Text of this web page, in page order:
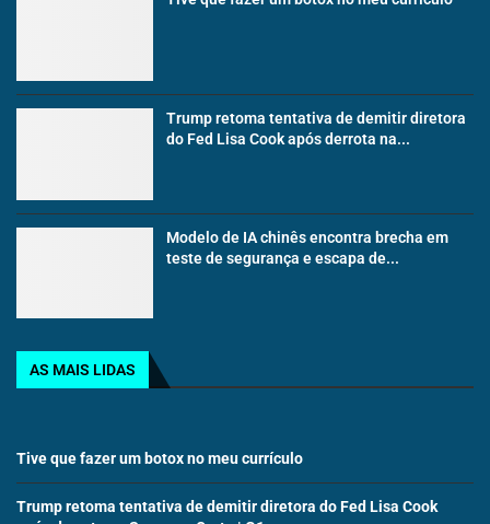
Trump retoma tentativa de demitir diretora
do Fed Lisa Cook após derrota na...
Modelo de IA chinês encontra brecha em
teste de segurança e escapa de...
AS MAIS LIDAS
Tive que fazer um botox no meu currículo
Trump retoma tentativa de demitir diretora do Fed Lisa Cook